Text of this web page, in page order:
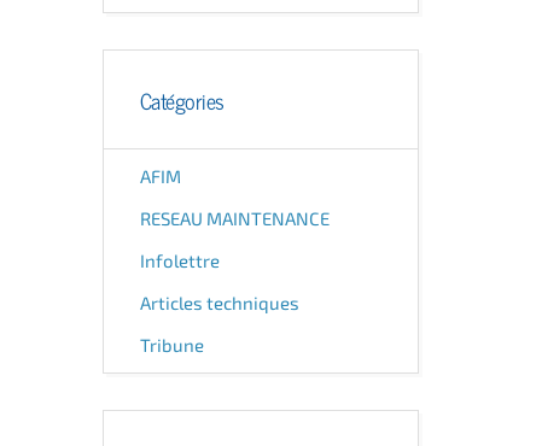
Catégories
AFIM
RESEAU MAINTENANCE
Infolettre
Articles techniques
Tribune